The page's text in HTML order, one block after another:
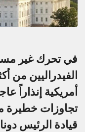
في تحرك غير
أمريكية إنذاراً
تجاوزات خطيرة
قيادة الرئيس